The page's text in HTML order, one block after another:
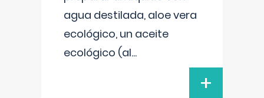
agua destilada, aloe vera
ecológico, un aceite
ecológico (al...
+